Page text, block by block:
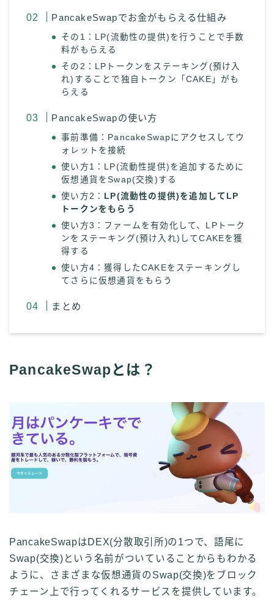
PancakeSwapでお金がもらえる仕組み
その1：LP(流動性の提供)を行うことで手数
料がもらえる
その2：LPトークンをステーキング(預け入
れ)することで独自トークン「CAKE」がも
らえる
PancakeSwapの使い方
事前準備：PancakeSwapにアクセスしてウ
ォレットを接続
使い方1：LP(流動性提供)を追加するために
仮想通貨をSwap(交換)する
使い方2：
LP(流動性の提供)を追加してLP
トークンをもらう
使い方3：ファームを有効化して、LPトーク
ンをステーキング(預け入れ)してCAKEを獲
得する
使い方4：獲得したCAKEをステーキングし
てさらに仮想通貨をもらう
まとめ
PancakeSwapとは？
PancakeSwapはDEX(分散取引所)の1つ で、語尾に
Swap(交換)という名前がついていることからもわかる
ように、
さまざまな仮想通貨のSwap(交換)をブロック
チェーン上で行ってくれるサービスを提供しています。